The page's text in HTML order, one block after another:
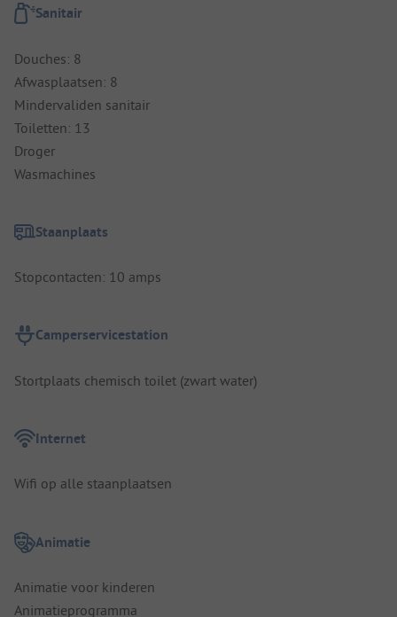
Sanitair
Douches: 8
Afwasplaatsen: 8
Mindervaliden sanitair
Toiletten: 13
Droger
Wasmachines
Staanplaats
Stopcontacten: 10 amps
Camperservicestation
Stortplaats chemisch toilet (zwart water)
Internet
Wifi op alle staanplaatsen
Animatie
Animatie voor kinderen
Animatieprogramma